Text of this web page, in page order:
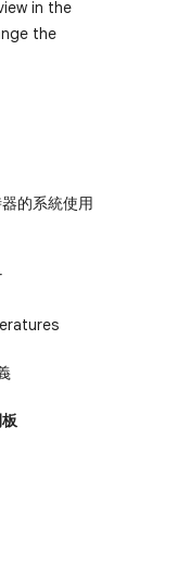
in the
the
的系統使用